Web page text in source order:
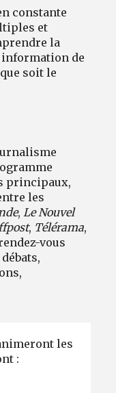
constante
et
la
information de
soit le
principaux,
les
, Le Nouvel
, Télérama,
vous
les
: